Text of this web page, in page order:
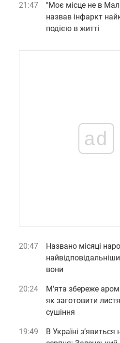
21:47
"Моє місце не в
назвав інфаркт
подією в житті
ad
20:47
Названо місяці
вони
20:24
М'ята збереже
як заготовити
сушіння
19:49
В Україні з’явиться